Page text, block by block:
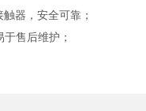
器，安全可靠；
售后维护；